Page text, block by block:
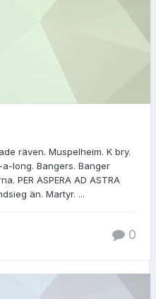
räven. Muspelheim. K bry.
long. Bangers. Banger
PER ASPERA AD ASTRA
än. Martyr. ...
0